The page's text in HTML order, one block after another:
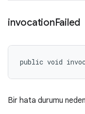
invocationFailed
public void
Bir hata durumu